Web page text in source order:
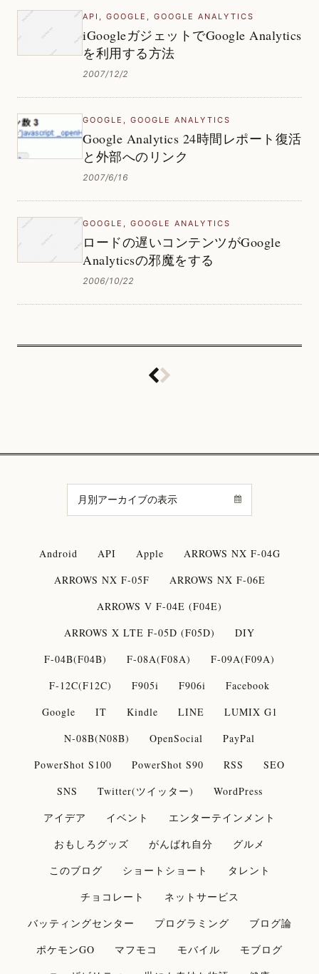
API , GOOGLE , GOOGLE ANALYTICS
iGoogleガジェットでGoogle Analytics
を利用する方法
2007/12/2
GOOGLE , GOOGLE ANALYTICS
Google Analytics 24時間レポート復活
と外部へのリンク
2007/6/16
GOOGLE , GOOGLE ANALYTICS
ロードの遅いコンテンツがGoogle
Analyticsの邪魔をする
2006/10/22
Android API Apple
ARROWS NX F-04G
ARROWS NX F-05F
ARROWS NX F-06E
ARROWS V F-04E (F04E)
ARROWS X LTE F-05D (F05D)
DIY
F-04B(F04B)
F-08A(F08A)
F-09A(F09A)
F-12C(F12C)
F905i F906i
Facebook
Google
IT Kindle LINE
LUMIX G1
N-08B(N08B)
OpenSocial
PayPal
PowerShot S100
PowerShot S90 RSS
SEO
SNS
Twitter(ツイッター)
WordPress
アイデア
イベント
エンターテインメント
おもしろグッズ
がんばれ自分
グルメ
このブログ
ショートショート
タレント
チョコレート
ネットサービス
バッティングセンター
プログラミング
ブログ論
ポケモンGO
マフモコ モバイル
モブログ